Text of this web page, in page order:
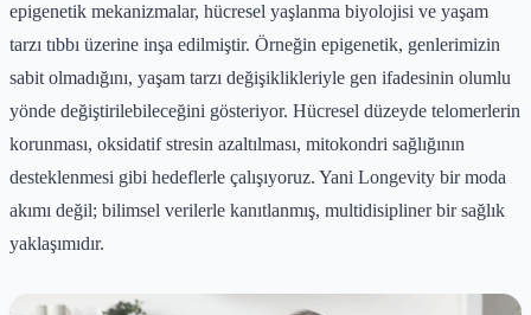
epigenetik mekanizmalar, hücresel yaşlanma biyolojisi ve yaşam
tarzı tıbbı üzerine inşa edilmiştir. Örneğin epigenetik, genlerimizin
sabit olmadığını, yaşam tarzı değişiklikleriyle gen ifadesinin olumlu
yönde değiştirilebileceğini gösteriyor. Hücresel düzeyde telomerlerin
korunması, oksidatif stresin azaltılması, mitokondri sağlığının
desteklenmesi gibi hedeflerle çalışıyoruz. Yani Longevity bir moda
akımı değil; bilimsel verilerle kanıtlanmış, multidisipliner bir sağlık
yaklaşımıdır.